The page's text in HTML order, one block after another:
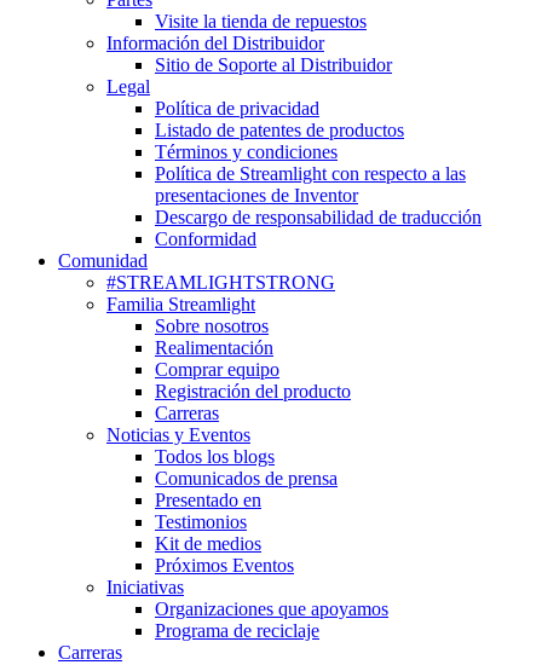
Visite la tienda de repuestos
Información del Distribuidor
Sitio de Soporte al Distribuidor
Legal
Política de privacidad
Listado de patentes de productos
Términos y condiciones
Política de Streamlight con respecto a las
presentaciones de Inventor
Descargo de responsabilidad de traducción
Conformidad
Comunidad
#STREAMLIGHTSTRONG
Familia Streamlight
Sobre nosotros
Realimentación
Comprar equipo
Registración del producto
Carreras
Noticias y Eventos
Todos los blogs
Comunicados de prensa
Presentado en
Testimonios
Kit de medios
Próximos Eventos
Iniciativas
Organizaciones que apoyamos
Programa de reciclaje
Carreras